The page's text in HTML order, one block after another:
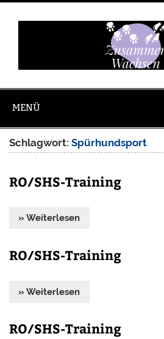
Zum
springen
MENÜ
Schlagwort:Spürhundsport
RO/SHS-Training
» Weiterlesen
RO/SHS-Training
» Weiterlesen
RO/SHS-Training